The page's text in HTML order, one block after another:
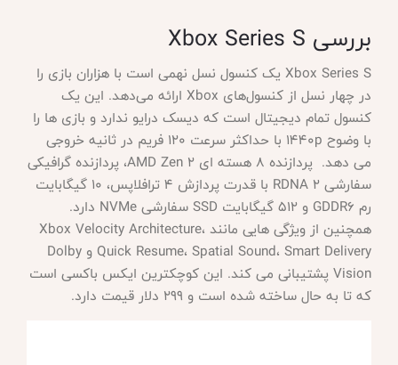
بررسی Xbox Series S
Xbox Series S یک کنسول نسل نهمی است با هزاران بازی را
در چهار نسل از کنسول‌های Xbox ارائه می‌دهد. این یک
کنسول تمام دیجیتال است که دیسک درایو ندارد و بازی ها را
با وضوح 1440p با حداکثر سرعت 120 فریم در ثانیه خروجی
می دهد. پردازنده 8 هسته ای AMD Zen 2، پردازنده گرافیکی
سفارشی RDNA 2 با قدرت پردازش 4 ترافلاپس، 10 گیگابایت
رم GDDR6 و 512 گیگابایت SSD سفارشی NVMe دارد.
همچنین از ویژگی هایی مانند Xbox Velocity Architecture،
Quick Resume، Spatial Sound، Smart Delivery و Dolby
Vision پشتیبانی می کند. این کوچکترین ایکس باکسی است
که تا به حال ساخته شده است و 299 دلار قیمت دارد.